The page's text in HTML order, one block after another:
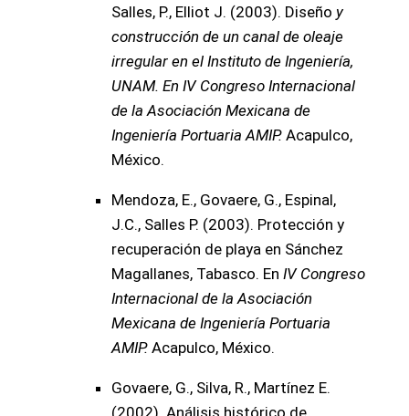
Salles, P., Elliot J. (2003). Diseño y
construcción de un canal de oleaje
irregular en el Instituto de Ingeniería,
UNAM. En IV Congreso Internacional
de la Asociación Mexicana de
Ingeniería Portuaria AMIP.Acapulco,
México.
Mendoza, E., Govaere, G., Espinal,
J.C., Salles P. (2003). Protección y
recuperación de playa en Sánchez
Magallanes, Tabasco. En IV Congreso
Internacional de la Asociación
Mexicana de Ingeniería Portuaria
AMIP.Acapulco, México.
Govaere, G., Silva, R., Martínez E.